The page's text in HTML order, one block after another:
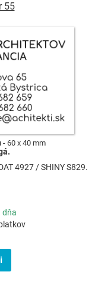
55
60 x 40 mm
4927 / SHINY S829.
dňa